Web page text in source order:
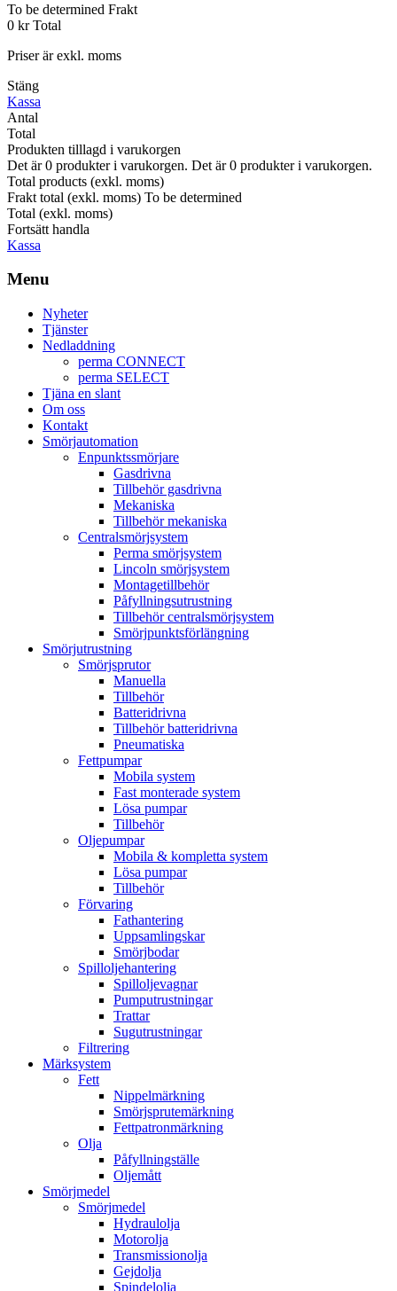
To be determined Frakt
0 kr Total
Priser är exkl. moms
Stäng
Kassa
Antal
Total
Produkten tilllagd i varukorgen
Det är0 produkter i varukorgen. Det är0 produkter i varukorgen.
Total products (exkl. moms)
Frakt total (exkl. moms) To be determined
Total (exkl. moms)
Fortsätt handla
Kassa
Menu
Nyheter
Tjänster
Nedladdning
perma CONNECT
perma SELECT
Tjäna en slant
Om oss
Kontakt
Smörjautomation
Enpunktssmörjare
Gasdrivna
Tillbehör gasdrivna
Mekaniska
Tillbehör mekaniska
Centralsmörjsystem
Perma smörjsystem
Lincoln smörjsystem
Montagetillbehör
Påfyllningsutrustning
Tillbehör centralsmörjsystem
Smörjpunktsförlängning
Smörjutrustning
Smörjsprutor
Manuella
Tillbehör
Batteridrivna
Tillbehör batteridrivna
Pneumatiska
Fettpumpar
Mobila system
Fast monterade system
Lösa pumpar
Tillbehör
Oljepumpar
Mobila & kompletta system
Lösa pumpar
Tillbehör
Förvaring
Fathantering
Uppsamlingskar
Smörjbodar
Spilloljehantering
Spilloljevagnar
Pumputrustningar
Trattar
Sugutrustningar
Filtrering
Märksystem
Fett
Nippelmärkning
Smörjsprutemärkning
Fettpatronmärkning
Olja
Påfyllningställe
Oljemått
Smörjmedel
Smörjmedel
Hydraulolja
Motorolja
Transmissionolja
Gejdolja
Spindelolja